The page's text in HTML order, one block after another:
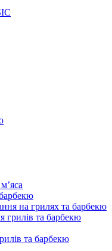
на грилях та барбекю
грилів та барбекю
та барбекю